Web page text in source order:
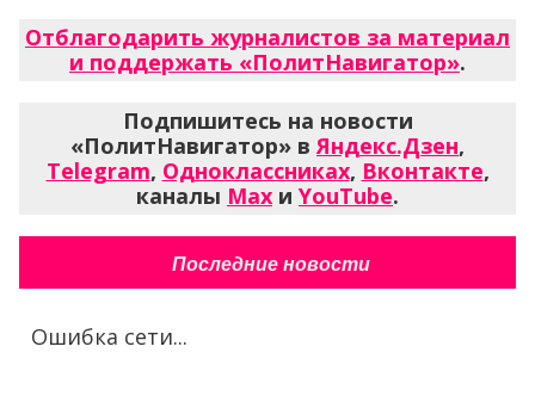
Отблагодарить журналистов за материал
и поддержать «ПолитНавигатор».
Подпишитесь на новости
«ПолитНавигатор» вЯндекс.Дзен,
Telegram, Одноклассниках, Вконтакте,
каналы Max и YouTube.
Последние новости
Ошибка сети...